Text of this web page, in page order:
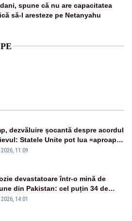
spune că nu are capacitatea
să-l aresteze pe Netanyahu
dezvăluire șocantă despre acordul
Statele Unite pot lua «aproape
vor» din minele Ucrainei”
11:09
devastatoare într-o mină de
din Pakistan: cel puțin 34 de
- VIDEO
14:01